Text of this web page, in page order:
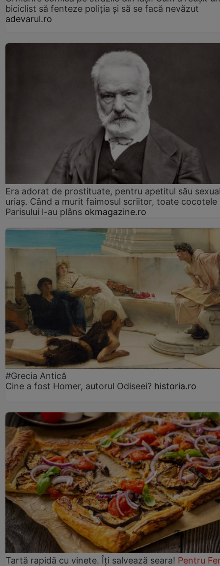
biciclist să fenteze poliția și să se facă nevăzut
adevarul.ro
Era adorat de prostituate, pentru apetitul său
uriaș. Când a murit faimosul scriitor, toate cocotele
Parisului l-au plâns okmagazine.ro
#Grecia Antică
Cine a fost Homer, autorul Odiseei? historia.ro
Tartă rapidă cu vinete. Îți salvează seara! Pentru